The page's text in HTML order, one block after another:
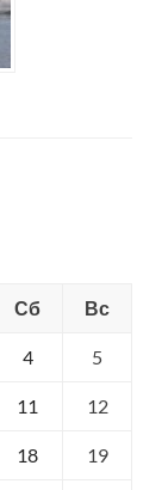
Сб Вс
4 5
11 12
18 19